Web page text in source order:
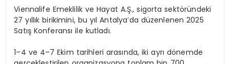
Viennalife Emeklilik ve Hayat A.Ş., sigorta sektöründeki
27 yıllık birikimini, bu yıl Antalya’da düzenlenen 2025
Satış Konferansı ile kutladı.
1–4 ve 4–7 Ekim tarihleri arasında, iki ayrı dönemde